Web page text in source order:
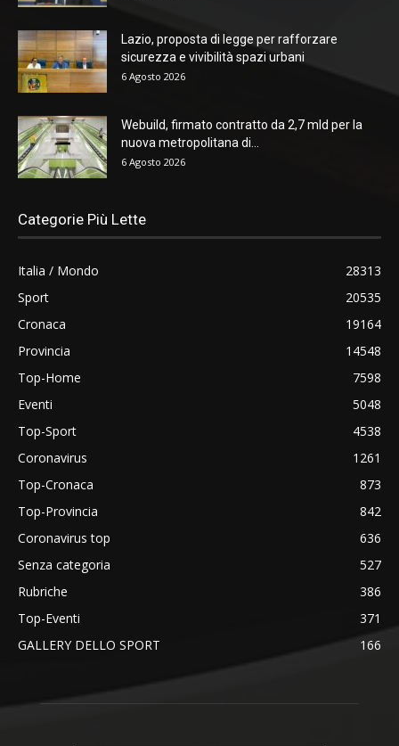
Lazio, proposta di legge per rafforzare
sicurezza e vivibilità spazi urbani
6 Agosto 2026
Webuild, firmato contratto da 2,7 mld per la
nuova metropolitana di...
6 Agosto 2026
Categorie Più Lette
Italia / Mondo
28313
Sport
20535
Cronaca
19164
Provincia
14548
Top-Home
7598
Eventi
5048
Top-Sport
4538
Coronavirus
1261
Top-Cronaca
873
Top-Provincia
842
Coronavirus top
636
Senza categoria
527
Rubriche
386
Top-Eventi
371
GALLERY DELLO SPORT
166